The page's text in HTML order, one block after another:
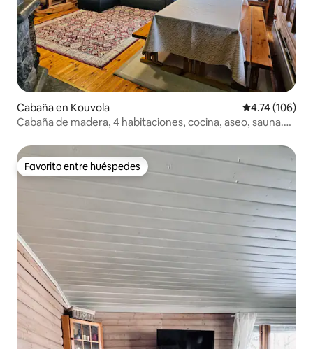
Cabaña en Kouvola Calificación
4.74 (106)
Cabaña de madera, 4 habitaciones, cocina, aseo, sauna.
Favorito entre huéspedes
Favorito entre huéspedes